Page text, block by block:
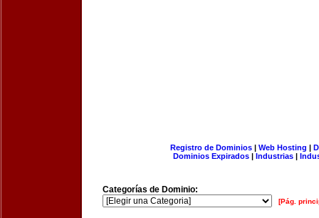
Registro de Dominios| Web Hosting |
Dominios Expirados | Industrias |
Categorías de Dominio:
[Pág.